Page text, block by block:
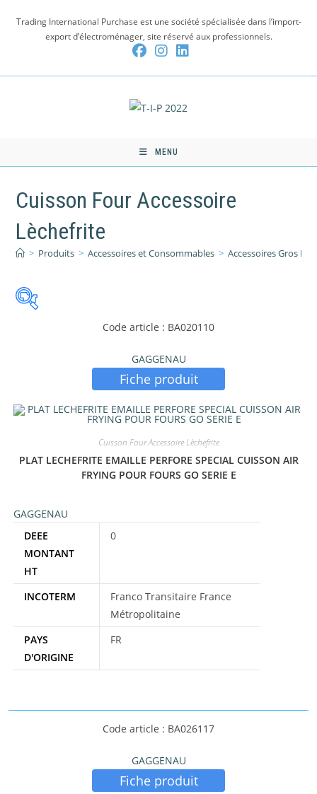
Trading International Purchase est une société spécialisée dans l’import-
export d’électroménager, site réservé aux professionnels.
MENU
Cuisson Four Accessoire
Lèchefrite
> Produits > Accessoires et Consommables > Accessoires Gros
Code article : BA020110
GAGGENAU
Fiche produit
Cuisson Four Accessoire Lèchefrite
PLAT LECHEFRITE EMAILLE PERFORE SPECIAL CUISSON AIR
FRYING POUR FOURS GO SERIE E
GAGGENAU
DEEE
MONTANT
HT
0
INCOTERM
Franco Transitaire France
Métropolitaine
PAYS
D'ORIGINE
FR
Code article : BA026117
GAGGENAU
Fiche produit